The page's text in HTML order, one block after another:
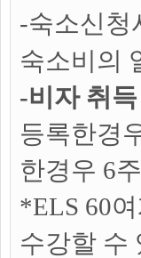
-숙소신청
숙소비의
-비자 취
등록한경
한경우 6
*ELS 60
수강할 수